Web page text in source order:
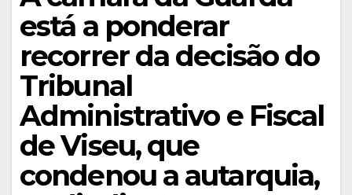
está a ponderar
recorrer da decisão do
Tribunal
Administrativo e Fiscal
de Viseu, que
condenou a autarquia,